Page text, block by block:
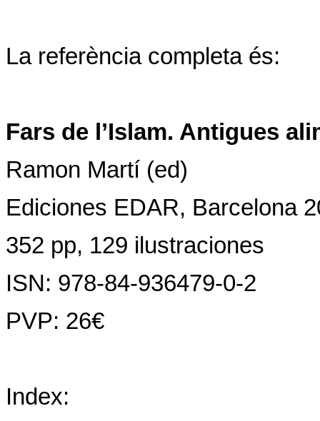
La referència completa és:
Fars de l’Islam. Antigues
Ramon Martí (ed)
Ediciones EDAR, Barcelona
352 pp, 129 ilustraciones
ISN: 978-84-936479-0-2
PVP: 26€
Index: